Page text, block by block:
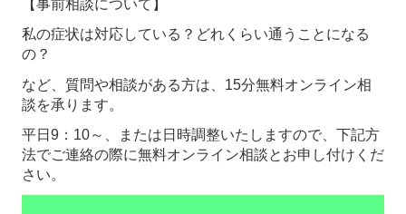
【事前相談について】
私の症状は対応している？どれくらい通うことになる
の？
など、質問や相談がある方は、15分無料オンライン相
談を承ります。
平日9：10～、または日時調整いたしますので、下記方
法でご連絡の際に無料オンライン相談とお申し付けくだ
さい。